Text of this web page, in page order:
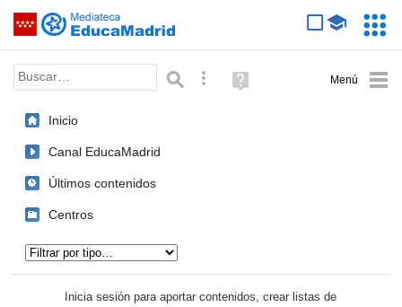
Saltar navegación
Palabra o frase: Búsqueda avanzada
Ayuda
(en
Inicio
Canal EducaMadrid
Últimos contenidos
Centros
Inicia sesión para aportar contenidos, crear listas de